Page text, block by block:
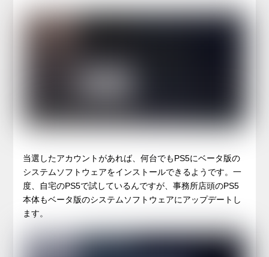
当選したアカウントがあれば、何台でもPS5にベータ版の
システムソフトウェアをインストールできるようです。一
度、自宅のPS5で試しているんですが、事務所店頭のPS5
本体もベータ版のシステムソフトウェアにアップデートし
ます。